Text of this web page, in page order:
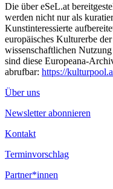
Die über eSeL.at
werden nicht nur als
Kunstinteressierte
europäisches Kulturerbe
wissenschaftlichen
sind diese Europeana-
abrufbar: https://
Über uns
Newsletter abonnieren
Kontakt
Terminvorschlag
Partner*innen